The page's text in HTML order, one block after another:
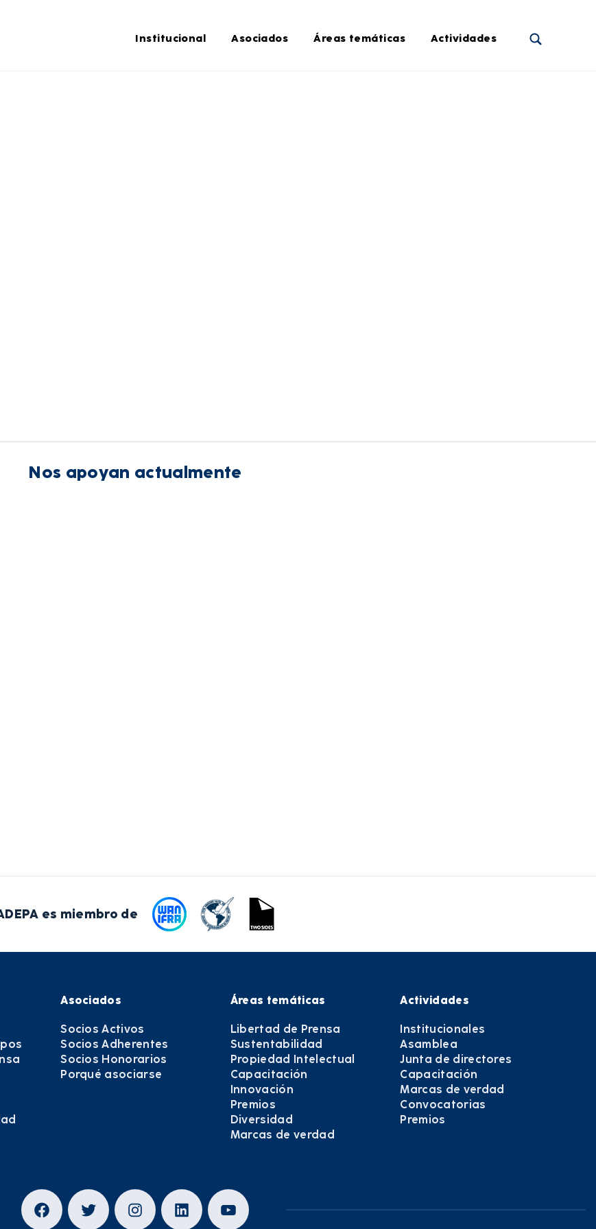
Institucional Asociados Áreas temáticas Actividades
Nos apoyan actualmente
es miembro de
Asociados
Socios Activos
Socios Adherentes
Socios Honorarios
Porqué asociarse
Áreas temáticas
Libertad de Prensa
Sustentabilidad
Propiedad Intelectual
Capacitación
Innovación
Premios
Diversidad
Marcas de verdad
Actividades
Institucionales
Asamblea
Junta de directores
Capacitación
Marcas de verdad
Convocatorias
Premios
Facebook
TwitterInstagram
LinkedInYouTube